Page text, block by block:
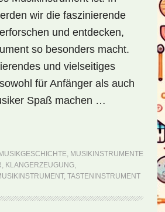
wir die faszinierende
und entdecken,
so besonders macht.
und vielseitiges
für Anfänger als auch
Spaß machen …
MUSIKGESCHICHTE, MUSIKINSTRUMENTE
, KLANGERZEUGUNG,
, TASTENINSTRUMENT